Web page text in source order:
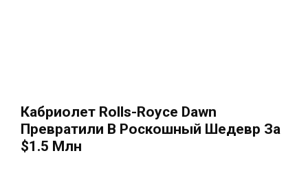
Кабриолет Rolls-Royce Dawn
Превратили В Роскошный Шедевр За
$1.5 Млн